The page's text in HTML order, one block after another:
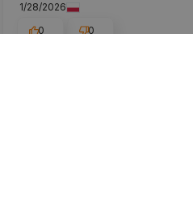
1/28/2026
0
0